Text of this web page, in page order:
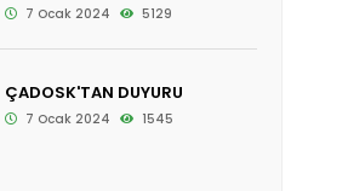
7 Ocak 2024 5129
ÇADOSK'TAN DUYURU
7 Ocak 2024 1545